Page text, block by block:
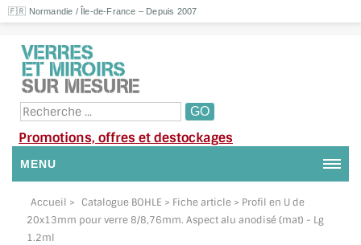
🇫🇷 Normandie / Île-de-France – Depuis 2007
Promotions, offres et destockages
MENU
NOUS CONTACTER
MON COMPTE / SE CONNECTER
Accueil > Catalogue BOHLE > Fiche article > Profil en U de
20x13mm pour verre 8/8,76mm. Aspect alu anodisé (mat) - Lg
1.2ml